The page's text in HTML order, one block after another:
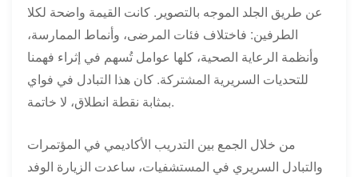
عن طريق الجلد الموجه بالتصوير. كانت القيمة واضحة لكلا
الطرفين: فاختلاف فئات المرضى، وأنماط الممارسة،
وأنظمة الرعاية الصحية، كلها عوامل تُسهم في إثراء فهمنا
للتحديات السريرية المشتركة. كان هذا التبادل في فواي
بمثابة نقطة انطلاق، لا خاتمة.
من خلال الجمع بين التدريب الأكاديمي في المؤتمرات
والتبادل السريري في المستشفيات، ساعدت الزيارة الوفد